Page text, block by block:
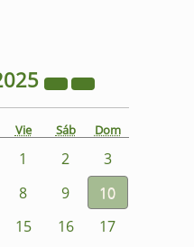
Vie Sáb Dom
1 2
3
8 9
10
15 16
17